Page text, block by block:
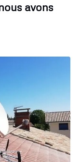
avons